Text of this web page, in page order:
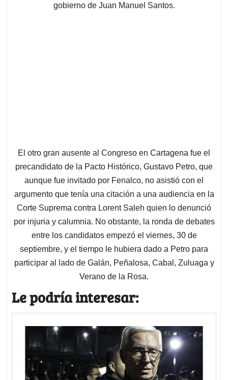
gobierno de Juan Manuel Santos.
El otro gran ausente al Congreso en Cartagena fue el
precandidato de la Pacto Histórico, Gustavo Petro, que
aunque fue invitado por Fenalco, no asistió con el
argumento que tenía una citación a una audiencia en la
Corte Suprema contra Lorent Saleh quien lo denunció
por injuria y calumnia. No obstante, la ronda de debates
entre los candidatos empezó el viernes, 30 de
septiembre, y el tiempo le hubiera dado a Petro para
participar al lado de Galán, Peñalosa, Cabal, Zuluaga y
Verano de la Rosa.
Le podría interesar: